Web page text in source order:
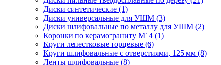
Диски синтетические (1)
Диски универсальные для УШМ (3)
Диски шлифовальные по металлу для УШМ (2)
Коронки по керамограниту M14 (1)
Круги лепестковые торцевые (6)
Круги шлифовальные с отверстиями, 125 мм (8)
Ленты шлифовальные (8)